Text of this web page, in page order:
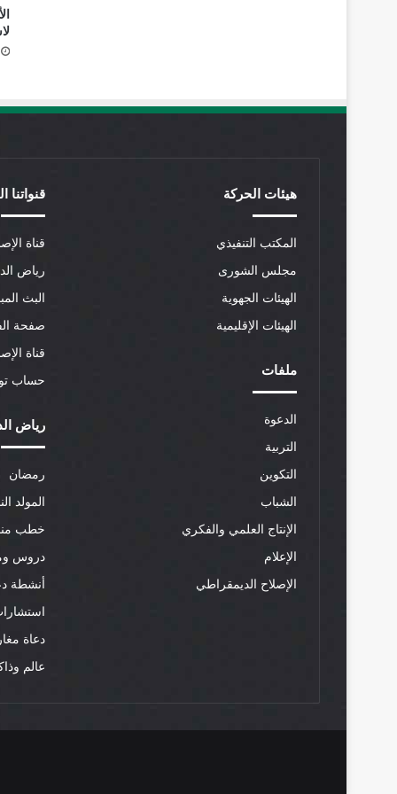
هيئات الحركة
المكتب التنفيذي
مجلس الشورى
الهيئات الجهوية
الهيئات الإقليمية
ملفات
الدعوة
التربية
التكوين
الشباب
الإنتاج العلمي والفكري
الإعلام
الإصلاح الديمقراطي
قنواتنا
قناة
رياض
البث
صفحة
قناة
حساب
رياض
رمضان
المولد
خطب
دروس
أنشطة
دعاة
عالم